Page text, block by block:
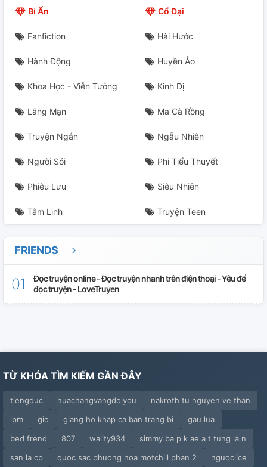
Bí Ẩn Cổ Đại
Fanfiction Hài Hước
Hành Động Huyền Ảo
Khoa Học - Viễn Tưởng Kinh Dị
Lãng Mạn Ma Cà Rồng
Truyện Ngắn Ngẫu Nhiên
Người Sói Phi Tiểu Thuyết
Phiêu Lưu Siêu Nhiên
Tâm Linh Truyện Teen
FRIENDS
Đọc truyện online - Đọc truyện nhanh trên điện thoại - Yêu để
đọc truyện - LoveTruyen
TỪ KHÓA TÌM KIẾM GẦN ĐÂY
tiengduc nuachangvangdoiyou
nakroth tu nguyen ve than
ipm
gio giang ho khap ca ban trang bi
gau lua
bed frend
807 wality934
simmy ba p k ae a t tung la n
san la cp
quoc sac phuong hoa motchill phan 2 nguoclice